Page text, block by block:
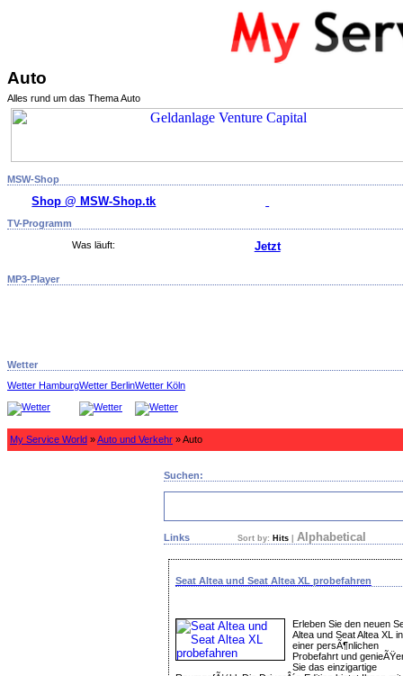
Auto
Alles rund um das Thema Auto
MSW-Shop
Shop @ MSW-Shop.tk
TV-Programm
Was läuft:
Jetzt
MP3-Player
Wetter
Wetter HamburgWetter BerlinWetter Köln
My Service World »Auto und Verkehr » Auto
Suchen:
Links Sort by: Hits| Alphabetical
Seat Altea und Seat Altea XL probefahren
Erleben Sie den neuen
Altea und Seat Altea XL in
einer persÃ¶nlichen
Probefahrt und
Sie das einzigartige